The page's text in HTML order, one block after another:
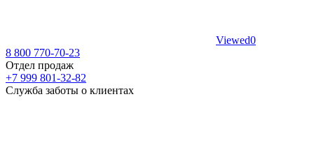
Viewed0
8 800 770-70-23
Отдел продаж
+7 999 801-32-82
Служба заботы о клиентах